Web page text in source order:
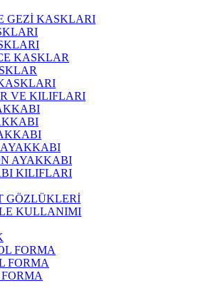
GEZİ KASKLARI
KASKLAR
VE KILIFLARI
AYAKKABI
KILIFLARI
GÖZLÜKLERİ
KULLANIMI
FORMA
FORMA